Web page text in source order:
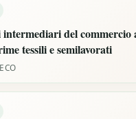
del commercio
tessili e semilavorati